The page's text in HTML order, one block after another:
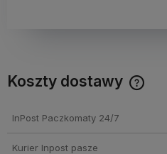
Koszty dostawy
InPost Paczkomaty 24/7
Kurier Inpost pasze